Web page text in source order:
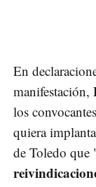
En
manifestación,
los
quiera
de Toledo que